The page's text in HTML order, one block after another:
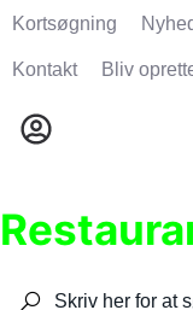
Kortsøgning
Kontakt Bliv